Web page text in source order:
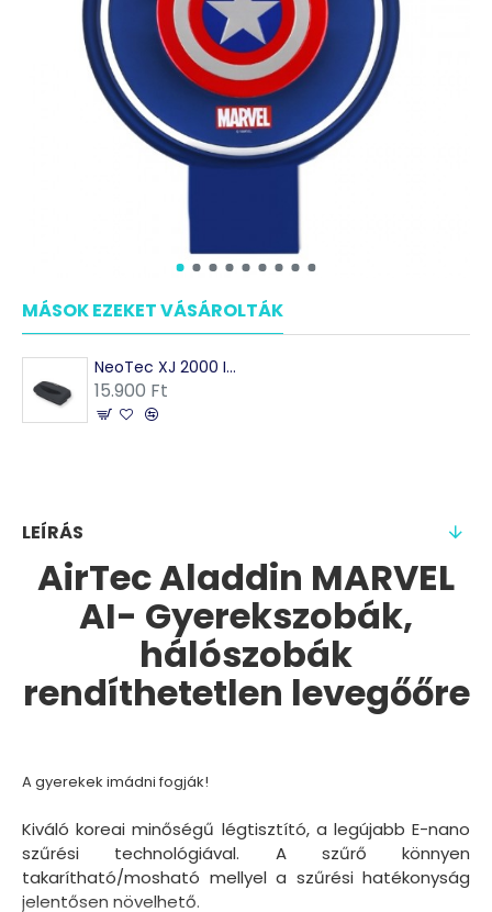
MÁSOK EZEKET VÁSÁROLTÁK
NeoTec XJ 2000 Ionizátor UV lámpával
15.900 Ft
LEÍRÁS
AirTec Aladdin MARVEL
AI- Gyerekszobák,
hálószobák
rendíthetetlen levegőőre
A gyerekek imádni fogják!
Kiváló koreai minőségű légtisztító, a legújabb E-nano
szűrési technológiával. A szűrő könnyen
takarítható/mosható mellyel a szűrési hatékonyság
jelentősen növelhető.